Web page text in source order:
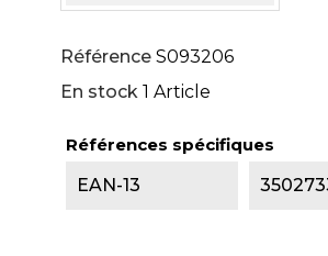
Référence S093206
En stock 1 Article
Références spécifiques
EAN-13